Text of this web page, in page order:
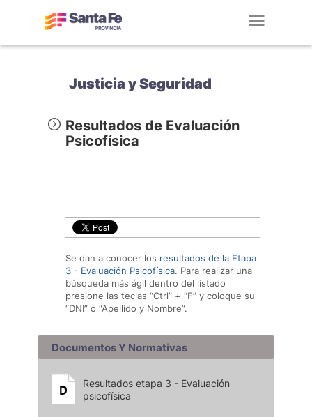
Justicia y Seguridad
Resultados de Evaluación
Psicofísica
Se dan a conocer los resultados de la Etapa
3 - Evaluación Psicofísica. Para realizar una
búsqueda más ágil dentro del listado
presione las teclas “Ctrl” + “F” y coloque su
“DNI” o “Apellido y Nombre”.
Documentos Y Normativas
Resultados etapa 3 - Evaluación
psicofísica